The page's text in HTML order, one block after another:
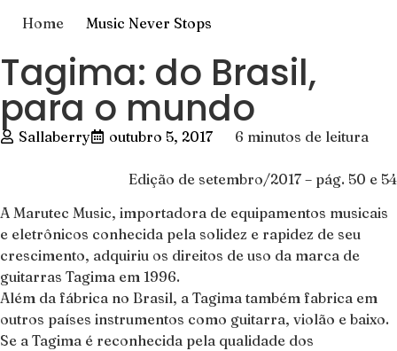
Home Music Never Stops
Tagima: do Brasil,
para o mundo
Sallaberry outubro 5, 2017 6 minutos de leitura
Edição de setembro/2017 – pág. 50 e 54
A Marutec Music, importadora de equipamentos musicais
e eletrônicos conhecida pela solidez e rapidez de seu
crescimento, adquiriu os direitos de uso da marca de
guitarras Tagima em 1996.
Além da fábrica no Brasil, a Tagima também fabrica em
outros países instrumentos como guitarra, violão e baixo.
Se a Tagima é reconhecida pela qualidade dos